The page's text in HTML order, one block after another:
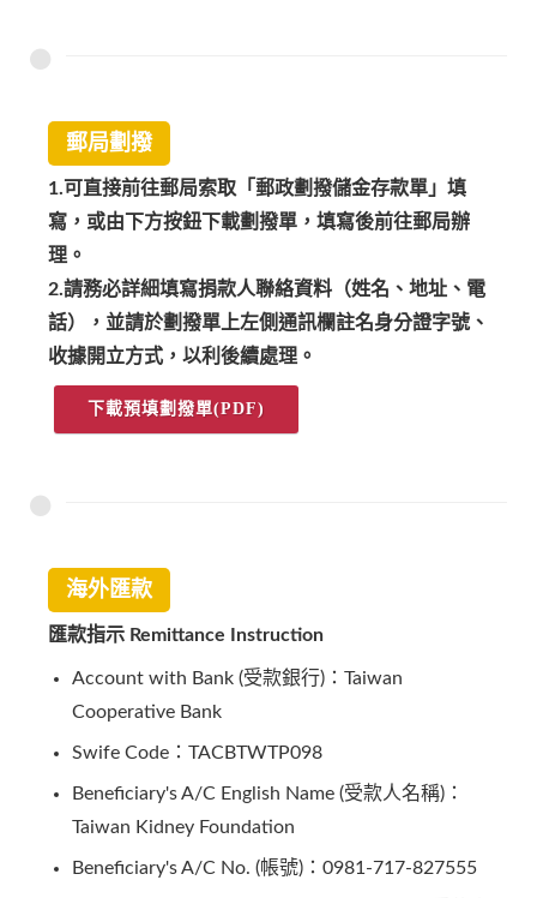
郵局劃撥
1.可直接前往郵局索取「郵政劃撥儲金存款單」填
寫，或由下方按鈕下載劃撥單，填寫後前往郵局辦
理。
2.請務必詳細填寫捐款人聯絡資料（姓名、地址、電
話），並請於劃撥單上左側通訊欄註名身分證字號、
收據開立方式，以利後續處理。
下載預填劃撥單(PDF)
海外匯款
匯款指示 Remittance Instruction
Account with Bank (受款銀行)：Taiwan
Cooperative Bank
Swife Code：TACBTWTP098
Beneficiary's A/C English Name (受款人名稱)：
Taiwan Kidney Foundation
Beneficiary's A/C No. (帳號)：0981-717-827555